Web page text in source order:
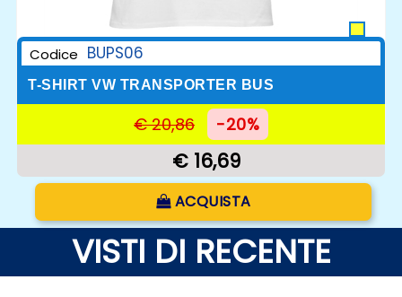
Codice BUPS06
T-SHIRT VW TRANSPORTER BUS
€ 20,86 -20%
€ 16,69
Quantità
ACQUISTA
VISTI DI RECENTE